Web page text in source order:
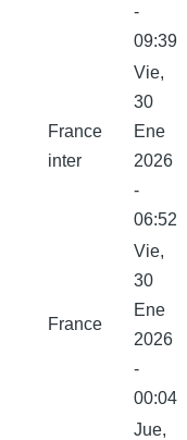
-
09:39
France
inter
Vie,
30
Ene
2026
-
06:52
France
Vie,
30
Ene
2026
-
00:04
Jue,